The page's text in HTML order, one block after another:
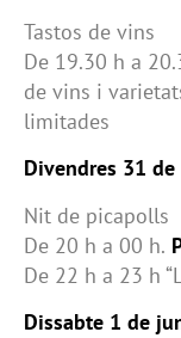
Tastos de vins
De 19.30 h a
de vins i
limitades
Divendres 31 de
Nit de picapolls
De 20 h a 00 h.
De 22 h a 23 h
Dissabte 1 de